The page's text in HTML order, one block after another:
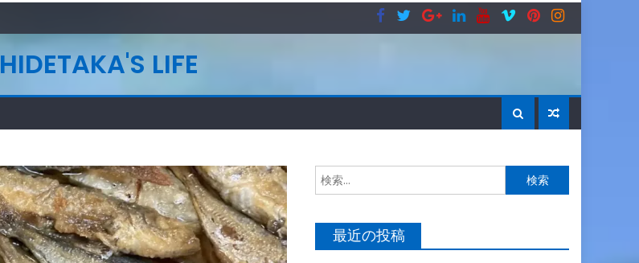
HIDETAKA'S LIFE
索:
最近の投稿